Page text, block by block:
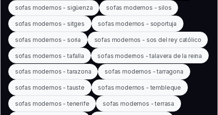
sofas modernos - sigüenza sofas modernos - silos
sofas modernos - sitges sofas modernos - soportuja
sofas modernos - soria sofas modernos - sos del rey católico
sofas modernos - tafalla sofas modernos - talavera de la reina
sofas modernos - tarazona sofas modernos - tarragona
sofas modernos - tauste sofas modernos - tembleque
sofas modernos - tenerife sofas modernos - terrasa